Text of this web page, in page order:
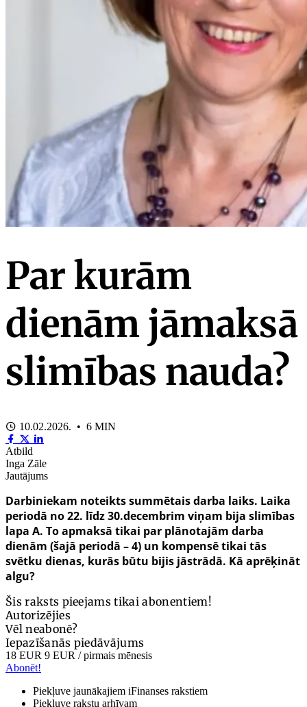
Par kurām
dienām jāmaksā
slimības nauda?
10.02.2026. • 6 MIN
Atbild
Inga Zāle
Jautājums
Darbiniekam noteikts summētais darba laiks. Laika
periodā no 22. līdz 30.decembrim viņam bija slimības
lapa A. To apmaksā tikai par plānotajām darba
dienām (šajā periodā – 4) un kompensē tikai tās
svētku dienas, kurās būtu bijis jāstrādā. Kā aprēķināt
algu?
Šis raksts pieejams tikai abonentiem!
Autorizējies
Vēl neabonē?
Iepazīšanās piedāvājums
18 EUR 9 EUR / pirmais mēnesis
Abonēt!
Piekļuve jaunākajiem iFinanses rakstiem
Piekļuve rakstu arhīvam